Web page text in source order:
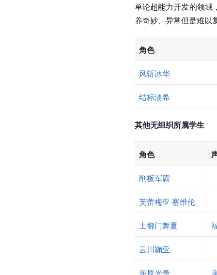
单论超能力开发的领域
养奇妙、异常但是难以
角色
风斩冰华
结标淡希
其他无组织所属学生
角色
削板军霸
芙蕾梅亚·塞维伦
土御门舞夏
云川鞠亚